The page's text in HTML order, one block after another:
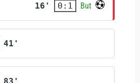
16' 0:1 But
41'
83'